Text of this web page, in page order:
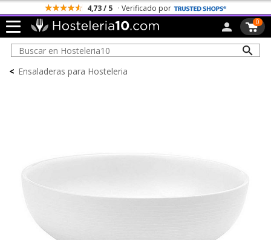
4,73 / 5 · Verificado por
0
< Ensaladeras para Hosteleria